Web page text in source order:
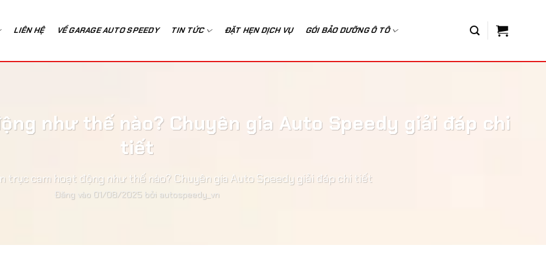
LIÊN HỆ VỀ GARAGE AUTO SPEEDY TIN TỨC ĐẶT HẸN DỊCH VỤ GÓI BẢO DƯỠNG Ô TÔ
như thế nào? Chuyên gia Auto Speedy giải đáp chi
tiết
trục cam hoạt động như thế nào? Chuyên gia Auto Speedy giải đáp chi tiết
Đăng vào 01/08/2025 bởi autospeedy_vn